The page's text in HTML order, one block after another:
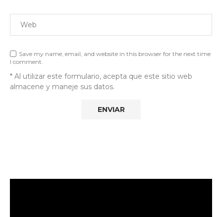
Save my name, email, and website in this browser for the next time
I comment.
* Al utilizar este formulario, acepta que este sitio web
almacene y maneje sus datos.